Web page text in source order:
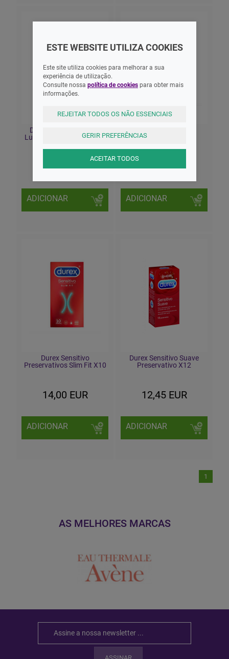
Durex Sensilube Fluído
Lubrificante Vaginal 40ml
14,10 EUR
ADICIONAR
Preservativo Xl X10
13,03 EUR
ADICIONAR
Durex Sensitivo
Preservativos Slim Fit X10
14,00 EUR
ADICIONAR
Durex Sensitivo Suave
Preservativo X12
12,45 EUR
ADICIONAR
1
AS MELHORES MARCAS
ASSINAR
ESTE WEBSITE UTILIZA COOKIES
Este site utiliza cookies para melhorar a sua
experiência de utilização.
Consulte nossa política de cookies para obter mais
informações.
REJEITAR TODOS OS NÃO ESSENCIAIS
GERIR PREFERÊNCIAS
ACEITAR TODOS